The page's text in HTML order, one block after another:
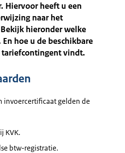
Hiervoor heeft u een
naar het
hieronder welke
hoe u de beschikbare
vindt.
invoercertificaat gelden de
KVK.
btw-registratie.